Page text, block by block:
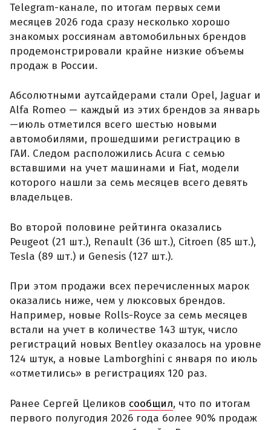
Telegram-канале, по итогам первых семи
месяцев 2026 года сразу несколько хорошо
знакомых россиянам автомобильных брендов
продемонстрировали крайне низкие объемы
продаж в России.
Абсолютными аутсайдерами стали Opel, Jaguar и
Alfa Romeo — каждый из этих брендов за январь
—июль отметился всего шестью новыми
автомобилями, прошедшими регистрацию в
ГАИ. Следом расположились Acura с семью
вставшими на учет машинами и Fiat, модели
которого нашли за семь месяцев всего девять
владельцев.
Во второй половине рейтинга оказались
Peugeot (21 шт.), Renault (36 шт.), Citroen (85 шт.),
Tesla (89 шт.) и Genesis (127 шт.).
При этом продажи всех перечисленных марок
оказались ниже, чем у люксовых брендов.
Например, новые Rolls-Royce за семь месяцев
встали на учет в количестве 143 штук, число
регистраций новых Bentley оказалось на уровне
124 штук, а новые Lamborghini с января по июль
«отметились» в регистрациях 120 раз.
Ранее Сергей Целиков сообщил, что по итогам
первого полугодия 2026 года более 90% продаж